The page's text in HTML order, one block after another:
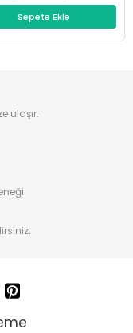
Sepete Ekle
ulaşır.